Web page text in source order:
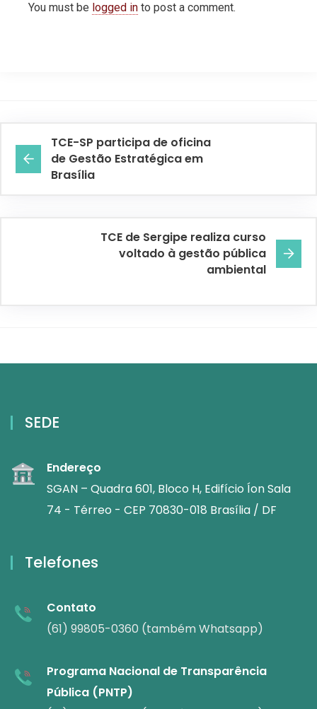
You must be logged in to post a comment.
TCE-SP participa de oficina
de Gestão Estratégica em
Brasília
TCE de Sergipe realiza curso
voltado à gestão pública
ambiental
SEDE
Endereço
SGAN – Quadra 601, Bloco H, Edifício Íon Sala
74 - Térreo - CEP 70830-018 Brasília / DF
Telefones
Contato
(61) 99805-0360 (também Whatsapp)
Programa Nacional de Transparência
Pública (PNTP)